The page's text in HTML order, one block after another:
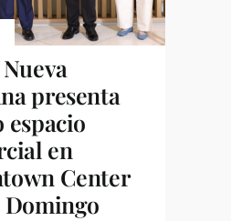
presenta
espacio
en
Center
Domingo